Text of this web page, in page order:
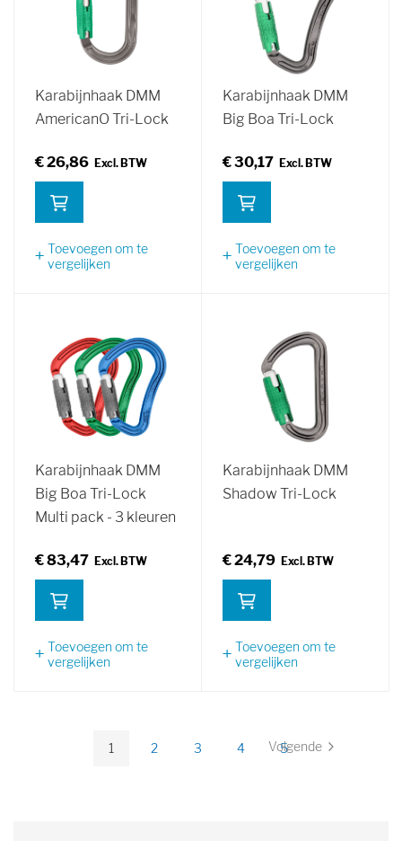
Karabijnhaak DMM
AmericanO Tri-Lock
€ 26,86
Toevoegen om te
vergelijken
Karabijnhaak DMM
Big Boa Tri-Lock
€ 30,17
Toevoegen om te
vergelijken
Karabijnhaak DMM
Big Boa Tri-Lock
Multi pack - 3 kleuren
€ 83,47
Toevoegen om te
vergelijken
Karabijnhaak DMM
Shadow Tri-Lock
€ 24,79
Toevoegen om te
vergelijken
U
1 Pagina
2 Pagina
3 Pagina
4 Pagina
5 Pagina
Volgende